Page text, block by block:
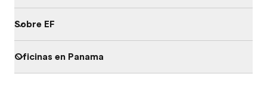
Sobre EF
Oficinas en Panama